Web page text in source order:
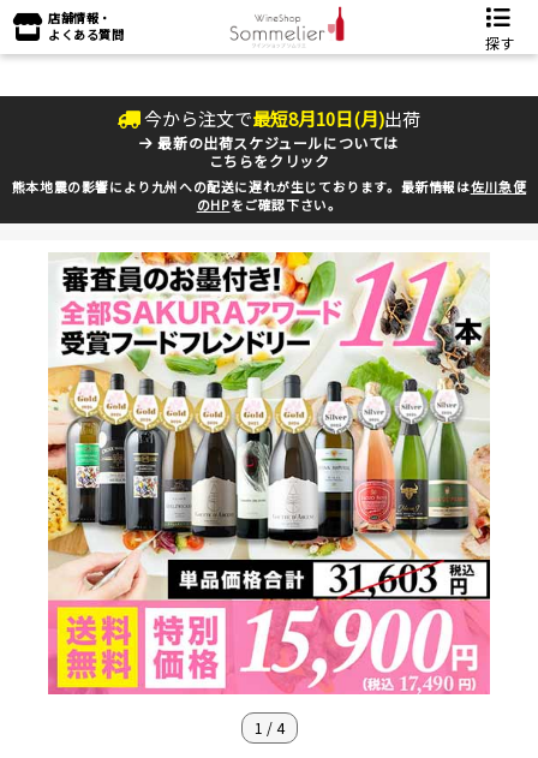
店舗情報・
よくある質問
探す
今から注文で最短8月10日(月)出荷
最新の出荷スケジュールについては
こちらをクリック
熊本地震の影響により九州への配送に遅れが生じております。最新情報は佐川急便
のHPをご確認下さい。
1 /4